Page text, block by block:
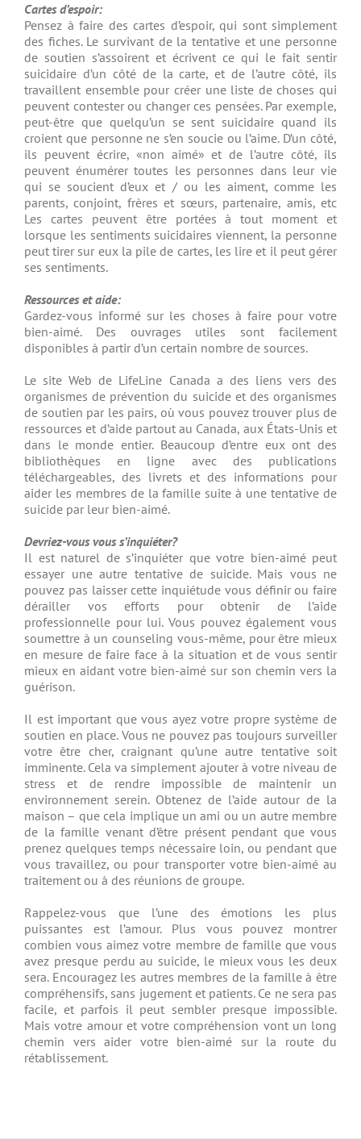
Cartes d’espoir:
Pensez à faire des cartes d’espoir, qui sont simplement
des fiches. Le survivant de la tentative et une personne
de soutien s’assoirent et écrivent ce qui le fait sentir
suicidaire d’un côté de la carte, et de l’autre côté, ils
travaillent ensemble pour créer une liste de choses qui
peuvent contester ou changer ces pensées. Par exemple,
peut-être que quelqu’un se sent suicidaire quand ils
croient que personne ne s’en soucie ou l’aime. D’un côté,
ils peuvent écrire, «non aimé» et de l’autre côté, ils
peuvent énumérer toutes les personnes dans leur vie
qui se soucient d’eux et / ou les aiment, comme les
parents, conjoint, frères et sœurs, partenaire, amis, etc
Les cartes peuvent être portées à tout moment et
lorsque les sentiments suicidaires viennent, la personne
peut tirer sur eux la pile de cartes, les lire et il peut gérer
ses sentiments.
Ressources et aide:
Gardez-vous informé sur les choses à faire pour votre
bien-aimé. Des ouvrages utiles sont facilement
disponibles à partir d’un certain nombre de sources.
Le site Web de LifeLine Canada a des liens vers des
organismes de prévention du suicide et des organismes
de soutien par les pairs, où vous pouvez trouver plus de
ressources et d’aide partout au Canada, aux États-Unis et
dans le monde entier. Beaucoup d’entre eux ont des
bibliothèques en ligne avec des publications
téléchargeables, des livrets et des informations pour
aider les membres de la famille suite à une tentative de
suicide par leur bien-aimé.
Devriez-vous vous s’inquiéter?
Il est naturel de s’inquiéter que votre bien-aimé peut
essayer une autre tentative de suicide. Mais vous ne
pouvez pas laisser cette inquiétude vous définir ou faire
dérailler vos efforts pour obtenir de l’aide
professionnelle pour lui. Vous pouvez également vous
soumettre à un counseling vous-même, pour être mieux
en mesure de faire face à la situation et de vous sentir
mieux en aidant votre bien-aimé sur son chemin vers la
guérison.
Il est important que vous ayez votre propre système de
soutien en place. Vous ne pouvez pas toujours surveiller
votre être cher, craignant qu’une autre tentative soit
imminente. Cela va simplement ajouter à votre niveau de
stress et de rendre impossible de maintenir un
environnement serein. Obtenez de l’aide autour de la
maison – que cela implique un ami ou un autre membre
de la famille venant d’être présent pendant que vous
prenez quelques temps nécessaire loin, ou pendant que
vous travaillez, ou pour transporter votre bien-aimé au
traitement ou à des réunions de groupe.
Rappelez-vous que l’une des émotions les plus
puissantes est l’amour. Plus vous pouvez montrer
combien vous aimez votre membre de famille que vous
avez presque perdu au suicide, le mieux vous les deux
sera. Encouragez les autres membres de la famille à être
compréhensifs, sans jugement et patients. Ce ne sera pas
facile, et parfois il peut sembler presque impossible.
Mais votre amour et votre compréhension vont un long
chemin vers aider votre bien-aimé sur la route du
rétablissement.